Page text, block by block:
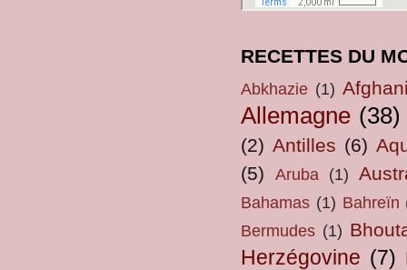
RECETTES DU
Abkhazie (1)
Allemagne (38)
(2) Antilles (6)
(5)
Aruba (1)
Bahamas (1) Bahreïn
Bermudes (1)
Herzégovine (7)